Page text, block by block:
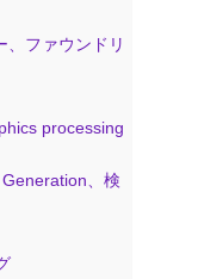
、ファウンドリ
processing
、検